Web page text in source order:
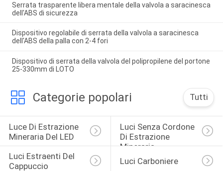
Serrata trasparente libera mentale della valvola a saracinesca
dell'ABS di sicurezza
Dispositivo regolabile di serrata della valvola a saracinesca
dell'ABS della palla con 2-4 fori
Dispositivo di serrata della valvola del polipropilene del portone
25-330mm di LOTO
Categorie popolari Tutti
Luce Di Estrazione
Mineraria Del LED
Luci Senza Cordone
Di Estrazione
Mineraria
Luci Estraenti Del
Cappuccio
Luci Carboniere